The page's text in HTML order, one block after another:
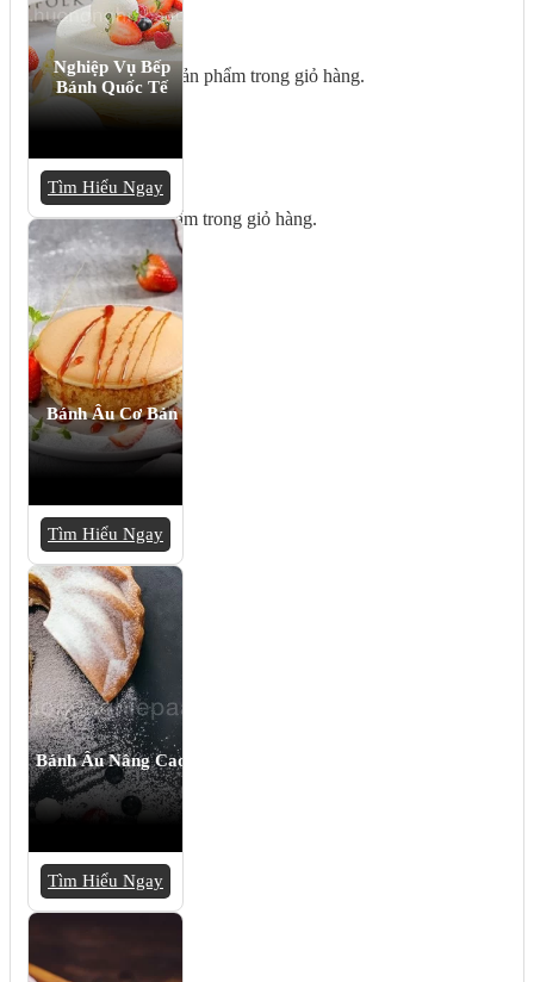
Chưa có sản phẩm trong giỏ hàng.
Giỏ hàng
Chưa có sản phẩm trong giỏ hàng.
Nghiệp Vụ Bếp
Bánh Quốc Tế
Tìm Hiểu Ngay
Bánh Âu Cơ Bản
Tìm Hiểu Ngay
Bánh Âu Nâng Cao
Tìm Hiểu Ngay